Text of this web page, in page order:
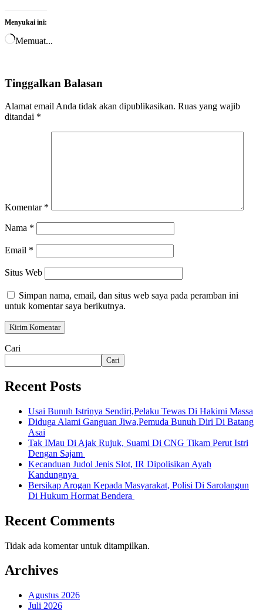
Menyukai ini:
Memuat...
Tinggalkan Balasan
Alamat email Anda tidak akan dipublikasikan. Ruas yang wajib
ditandai *
Komentar *
Nama *
Email *
Situs Web
Simpan nama, email, dan situs web saya pada peramban ini
untuk komentar saya berikutnya.
Cari
Cari
Recent Posts
Usai Bunuh Istrinya Sendiri,Pelaku Tewas Di Hakimi Massa
Diduga Alami Ganguan Jiwa,Pemuda Bunuh Diri Di Batang
Asai
Tak IMau Di Ajak Rujuk, Suami Di CNG Tikam Perut Istri
Dengan Sajam
Kecanduan Judol Jenis Slot, IR Dipolisikan Ayah
Kandungnya
Bersikap Arogan Kepada Masyarakat, Polisi Di Sarolangun
Di Hukum Hormat Bendera
Recent Comments
Tidak ada komentar untuk ditampilkan.
Archives
Agustus 2026
Juli 2026